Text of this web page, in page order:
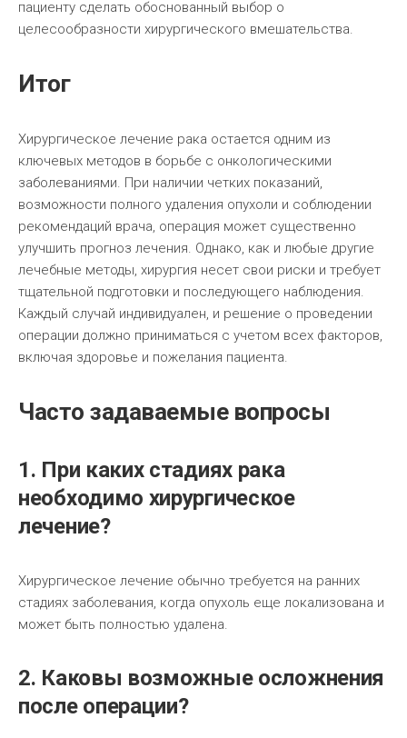
пациенту сделать обоснованный выбор о
целесообразности хирургического вмешательства.
Итог
Хирургическое лечение рака остается одним из
ключевых методов в борьбе с онкологическими
заболеваниями. При наличии четких показаний,
возможности полного удаления опухоли и соблюдении
рекомендаций врача, операция может существенно
улучшить прогноз лечения. Однако, как и любые другие
лечебные методы, хирургия несет свои риски и требует
тщательной подготовки и последующего наблюдения.
Каждый случай индивидуален, и решение о проведении
операции должно приниматься с учетом всех факторов,
включая здоровье и пожелания пациента.
Часто задаваемые вопросы
1. При каких стадиях рака
необходимо хирургическое
лечение?
Хирургическое лечение обычно требуется на ранних
стадиях заболевания, когда опухоль еще локализована и
может быть полностью удалена.
2. Каковы возможные осложнения
после операции?